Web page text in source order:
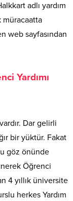
adlı yardım
müracaatta
web sayfasından
Yardımı
Dar gelirli
bir yüktür. Fakat
göz önünde
Öğrenci
4 yıllık üniversite
herkes Yardım